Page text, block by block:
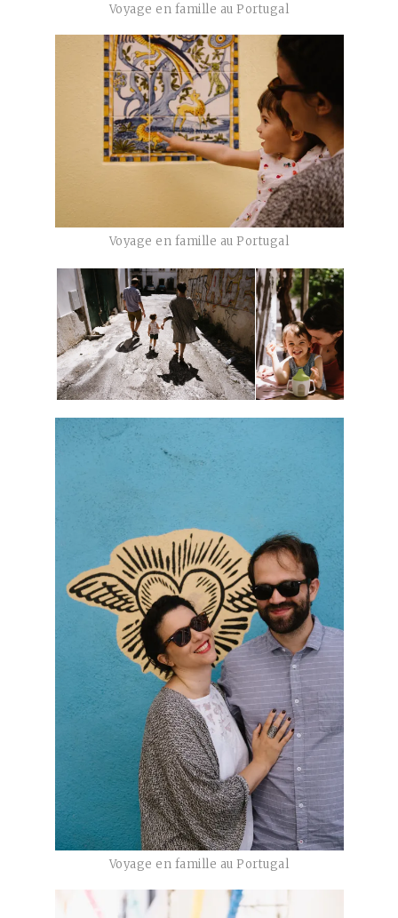
Voyage en famille au Portugal
Voyage en famille au Portugal
Voyage en famille au Portugal